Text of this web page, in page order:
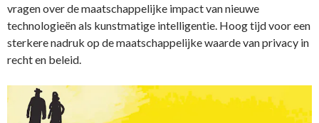
vragen over de maatschappelijke impact van nieuwe
technologieën als kunstmatige intelligentie. Hoog tijd voor een
sterkere nadruk op de maatschappelijke waarde van privacy in
recht en beleid.